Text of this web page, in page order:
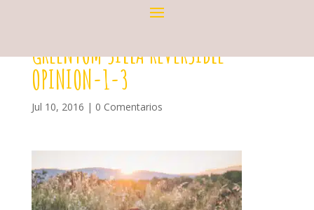
GREENTOM SILLA REVERSIBLE
OPINION-1-3
Jul 10, 2016 | 0 Comentarios